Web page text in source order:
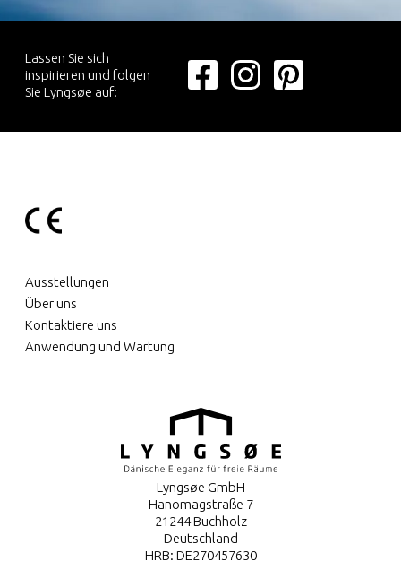
Lassen Sie sich
inspirieren und folgen
Sie Lyngsøe auf:
Ausstellungen
Über uns
Kontaktiere uns
Anwendung und Wartung
Lyngsøe GmbH
Hanomagstraße 7
21244 Buchholz
Deutschland
HRB: DE270457630